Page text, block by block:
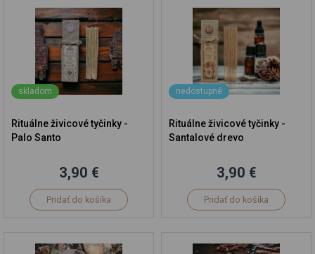
skladom
Rituálne živicové tyčinky -
Palo Santo
3,90 €
Pridať do košíka
nedostupné
Rituálne živicové tyčinky -
Santalové drevo
3,90 €
Pridať do košíka